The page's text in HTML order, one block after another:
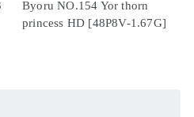
Byoru NO.154 Yor thorn
princess HD [48P8V-1.67G]